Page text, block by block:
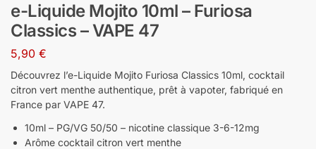
e-Liquide Mojito 10ml – Furiosa
Classics – VAPE 47
5,90 €
Découvrez l’e-Liquide Mojito Furiosa Classics 10ml, cocktail
citron vert menthe authentique, prêt à vapoter, fabriqué en
France par VAPE 47.
10ml – PG/VG 50/50 – nicotine classique 3-6-12mg
Arôme cocktail citron vert menthe